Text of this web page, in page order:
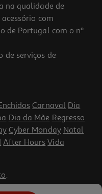
Sem Fio
na qualidade de
com
de Portugal com o nº
de serviços de
Carnaval Dia
Dia da Mãe Regresso
Cyber Monday Natal
After Hours Vida
.